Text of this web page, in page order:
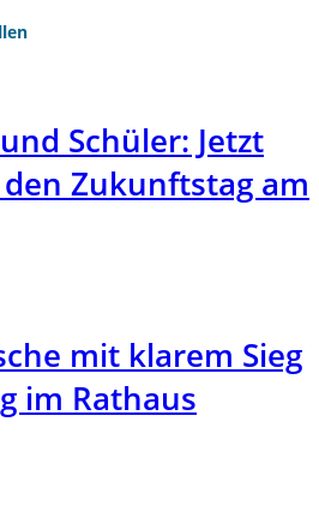
Schüler: Jetzt
Zukunftstag am
mit klarem Sieg
im Rathaus